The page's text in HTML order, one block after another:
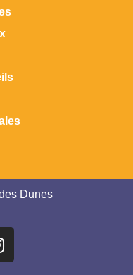
Dunes